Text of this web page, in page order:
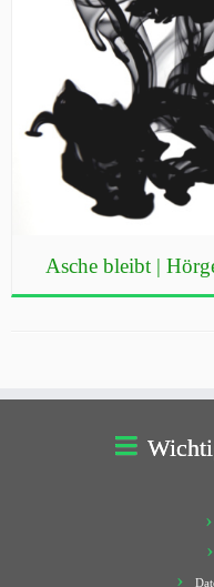
Asche bleibt |